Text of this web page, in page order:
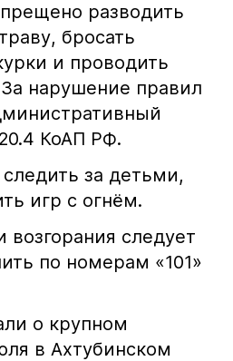
разводить
бросать
и проводить
нарушение правил
КоАП РФ.
за детьми,
игр с огнём.
следует
по номерам «101»
о крупном
в Ахтубинском